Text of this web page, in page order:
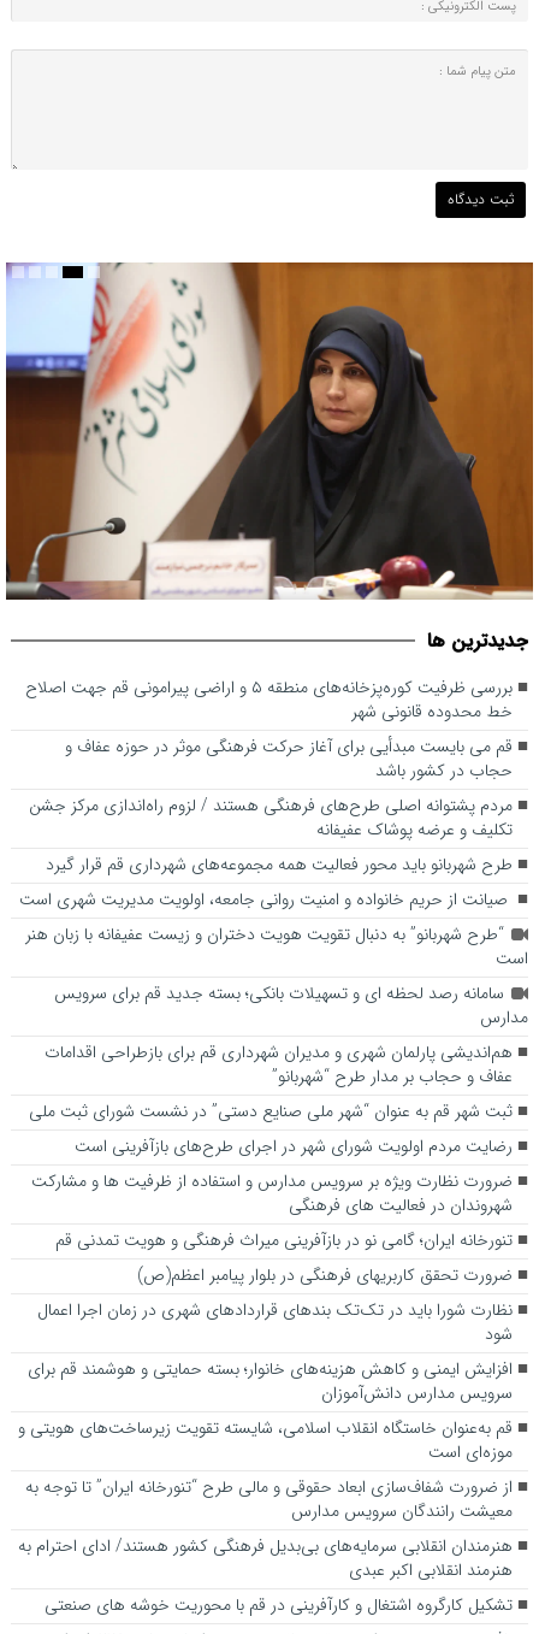
حجاب در کشور باشد
جديدترين ها
بررسی ظرفیت کوره‌پزخانه‌های منطقه ۵ و اراضی پیرامونی قم جهت اصلاح
خط محدوده قانونی شهر
قم می بایست مبدأیی برای آغاز حرکت فرهنگی موثر در حوزه عفاف و
حجاب در کشور باشد
مردم پشتوانه اصلی طرح‌های فرهنگی هستند / لزوم راه‌اندازی مرکز جشن
تکلیف و عرضه پوشاک عفیفانه
طرح شهربانو باید محور فعالیت همه مجموعه‌های شهرداری قم قرار گیرد
صیانت از حریم خانواده و امنیت روانی جامعه، اولویت مدیریت شهری است
“طرح شهربانو” به دنبال تقویت هویت دختران و زیست عفیفانه با زبان هنر
است
سامانه رصد لحظه ای و تسهیلات بانکی؛ بسته جدید قم برای سرویس
مدارس
هم‌اندیشی پارلمان شهری و مدیران شهرداری قم برای بازطراحی اقدامات
عفاف و حجاب بر مدار طرح “شهربانو”
ثبت شهر قم به عنوان “شهر ملی صنایع دستی” در نشست شورای ثبت ملی
رضایت مردم اولویت شورای شهر در اجرای طرح‌های بازآفرینی است
ضرورت نظارت ویژه بر سرویس مدارس و استفاده از ظرفیت ها و مشارکت
شهروندان در فعالیت های فرهنگی
تنورخانه ایران؛ گامی نو در بازآفرینی میراث فرهنگی و هویت تمدنی قم
ضرورت تحقق کاربری­های فرهنگی در بلوار پیامبر اعظم(ص)
نظارت شورا باید در تک‌تک بندهای قراردادهای شهری در زمان اجرا اعمال
شود
افزایش ایمنی و کاهش هزینه‌های خانوار؛ بسته حمایتی و هوشمند قم برای
سرویس مدارس دانش‌آموزان
قم به‌عنوان خاستگاه انقلاب اسلامی، شایسته تقویت زیرساخت‌های هویتی و
موزه‌ای است
از ضرورت شفاف‌سازی ابعاد حقوقی و مالی طرح “تنورخانه ایران” تا توجه به
معیشت رانندگان سرویس مدارس
هنرمندان انقلابی سرمایه‌های بی‌بدیل فرهنگی کشور هستند/ ادای احترام به
هنرمند انقلابی اکبر عبدی
تشکیل کارگروه اشتغال و کارآفرینی در قم با محوریت خوشه های صنعتی